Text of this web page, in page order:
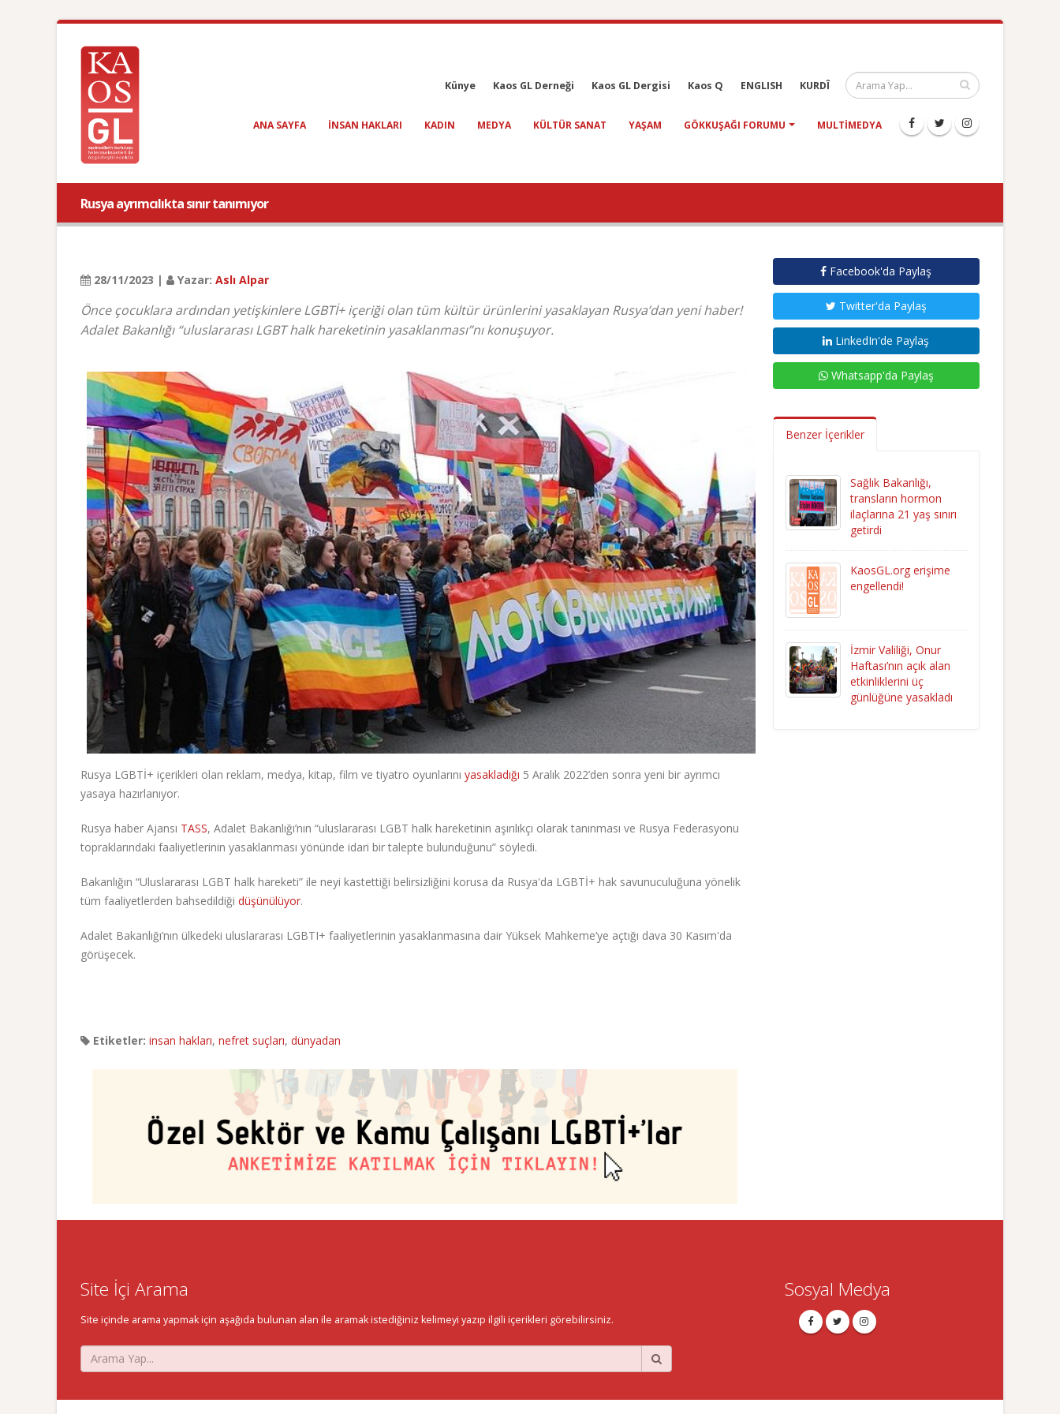
Künye Kaos GL Derneği Kaos GL Dergisi Kaos Q ENGLISH KURDÎ
ANA SAYFA INSAN HAKLARI KADIN MEDYA KÜLTÜR SANAT YAŞAM GÖKKUŞAĞI FORUMU MULTIMEDYA
Rusya ayrımcılıkta sınır tanımıyor
28/11/2023 | Yazar: Aslı Alpar
Önce çocuklara ardından yetişkinlere LGBTİ+ içeriği olan tüm kültür ürünlerini yasaklayan Rusya’dan yeni haber!
Adalet Bakanlığı “uluslararası LGBT halk hareketinin yasaklanması”nı konuşuyor.
Rusya LGBTİ+ içerikleri olan reklam, medya, kitap, film ve tiyatro oyunlarını yasakladığı 5 Aralık 2022’den sonra yeni bir ayrımcı
yasaya hazırlanıyor.
Rusya haber Ajansı TASS, Adalet Bakanlığı’nın “uluslararası LGBT halk hareketinin aşırılıkçı olarak tanınması ve Rusya Federasyonu
topraklarındaki faaliyetlerinin yasaklanması yönünde idari bir talepte bulunduğunu” söyledi.
Bakanlığın “Uluslararası LGBT halk hareketi” ile neyi kastettiği belirsizliğini korusa da Rusya'da LGBTİ+ hak savunuculuğuna yönelik
tüm faaliyetlerden bahsedildiği düşünülüyor.
Adalet Bakanlığı’nın ülkedeki uluslararası LGBTI+ faaliyetlerinin yasaklanmasına dair Yüksek Mahkeme’ye açtığı dava 30 Kasım'da
görüşecek.
Etiketler: insan hakları, nefret suçları, dünyadan
Facebook'da Paylaş
Twitter'da Paylaş
LinkedIn'de Paylaş
Whatsapp'da Paylaş
Benzer İçerikler
Sağlık Bakanlığı,
transların hormon
ilaçlarına 21 yaş sınırı
getirdi
KaosGL.org erişime
engellendi!
İzmir Valiliği, Onur
Haftası’nın açık alan
etkinliklerini üç
günlüğüne yasakladı
Site İçi Arama
Site içinde arama yapmak için aşağıda bulunan alan ile aramak istediğiniz kelimeyi yazıp ilgili içerikleri görebilirsiniz.
Sosyal Medya